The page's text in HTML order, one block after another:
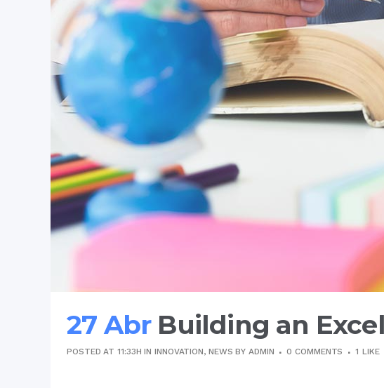
27 Abr Building an
POSTED AT 11:33H ININNOVATION, NEWS BYADMIN 0 COMMENTS 1 LIKE